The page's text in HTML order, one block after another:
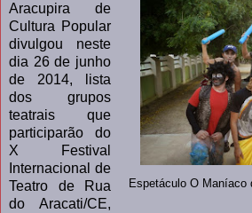
Espetáculo O Maníaco
Aracupira de
Cultura Popular
divulgou neste
dia 26 de junho
de 2014, lista
dos grupos
teatrais que
participarão do
X Festival
Internacional de
Teatro de Rua
do Aracati/CE,